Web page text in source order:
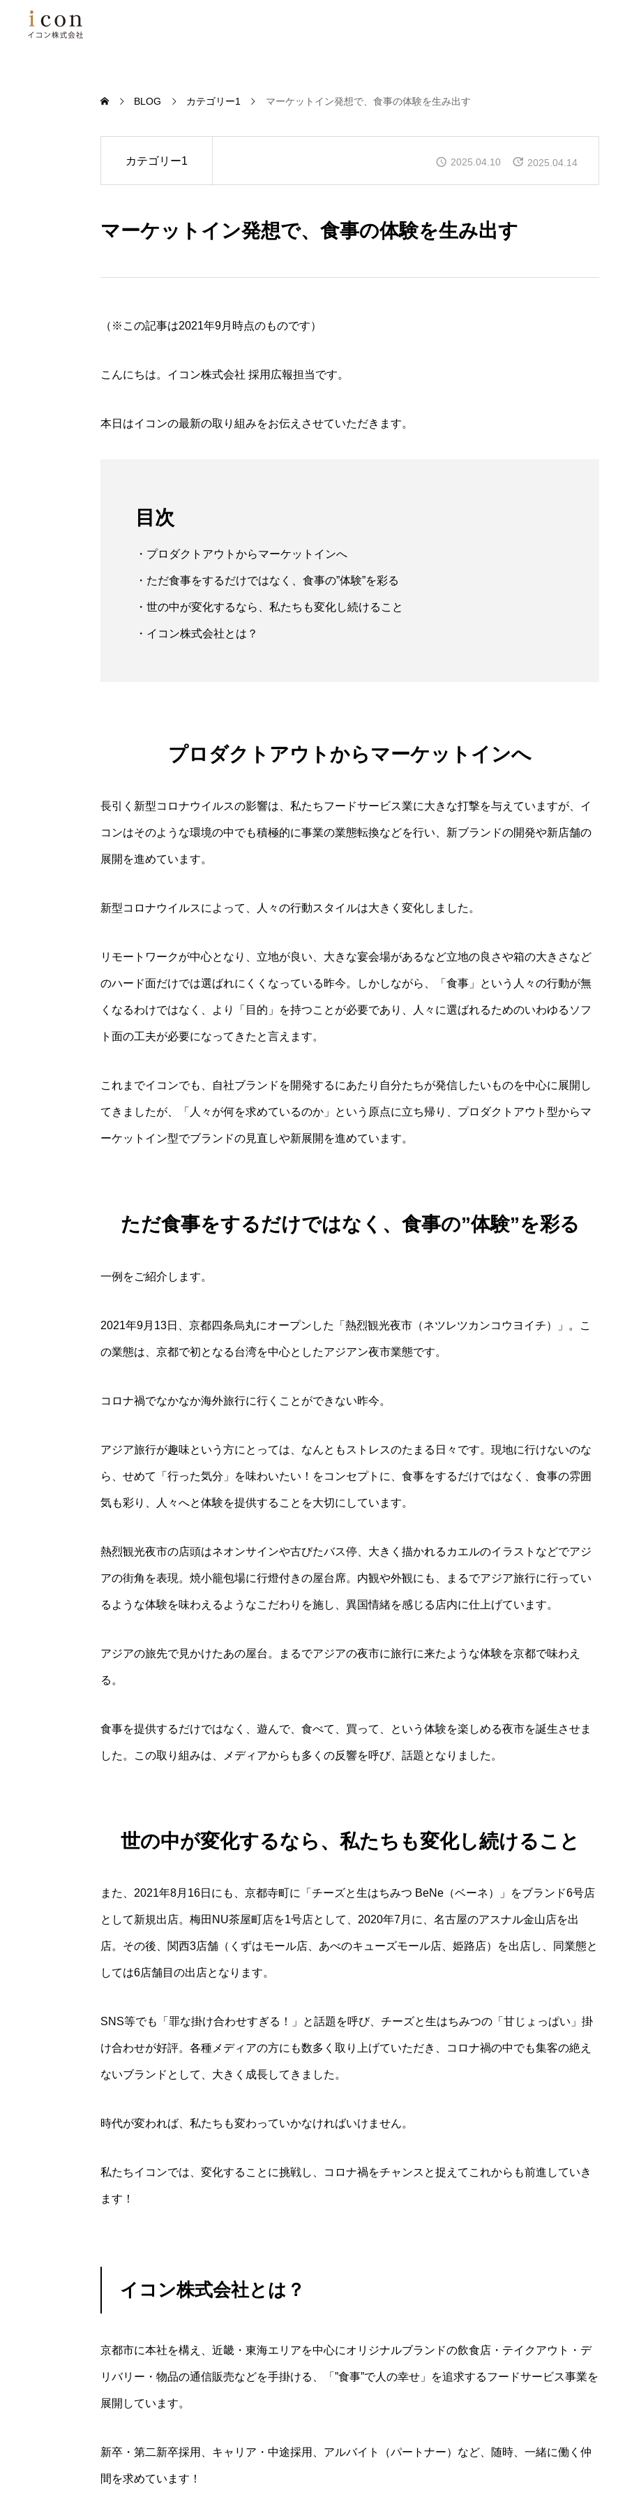
ブログ
BLOG カテゴリー1 マーケットイン発想で、食事の体験を生み出す
カテゴリー1 2025.04.10 2025.04.14
マーケットイン発想で、食事の体験を生み出す
（※この記事は2021年9月時点のものです）
こんにちは。イコン株式会社 採用広報担当です。
本日はイコンの最新の取り組みをお伝えさせていただきます。
目次
・プロダクトアウトからマーケットインへ
・ただ食事をするだけではなく、食事の”体験”を彩る
・世の中が変化するなら、私たちも変化し続けること
・イコン株式会社とは？
プロダクトアウトからマーケットインへ
長引く新型コロナウイルスの影響は、私たちフードサービス業に大きな打撃を与えていますが、イ
コンはそのような環境の中でも積極的に事業の業態転換などを行い、新ブランドの開発や新店舗の
展開を進めています。
新型コロナウイルスによって、人々の行動スタイルは大きく変化しました。
リモートワークが中心となり、立地が良い、大きな宴会場があるなど立地の良さや箱の大きさなど
のハード面だけでは選ばれにくくなっている昨今。しかしながら、「食事」という人々の行動が無
くなるわけではなく、より「目的」を持つことが必要であり、人々に選ばれるためのいわゆるソフ
ト面の工夫が必要になってきたと言えます。
これまでイコンでも、自社ブランドを開発するにあたり自分たちが発信したいものを中心に展開し
てきましたが、「人々が何を求めているのか」という原点に立ち帰り、プロダクトアウト型からマ
ーケットイン型でブランドの見直しや新展開を進めています。
ただ食事をするだけではなく、食事の”体験”を彩る
一例をご紹介します。
2021年9月13日、京都四条烏丸にオープンした「熱烈観光夜市（ネツレツカンコウヨイチ）」。こ
の業態は、京都で初となる台湾を中心としたアジアン夜市業態です。
コロナ禍でなかなか海外旅行に行くことができない昨今。
アジア旅行が趣味という方にとっては、なんともストレスのたまる日々です。現地に行けないのな
ら、せめて「行った気分」を味わいたい！をコンセプトに、食事をするだけではなく、食事の雰囲
気も彩り、人々へと体験を提供することを大切にしています。
熱烈観光夜市の店頭はネオンサインや古びたバス停、大きく描かれるカエルのイラストなどでアジ
アの街角を表現。焼小籠包場に行燈付きの屋台席。内観や外観にも、まるでアジア旅行に行ってい
るような体験を味わえるようなこだわりを施し、異国情緒を感じる店内に仕上げています。
アジアの旅先で見かけたあの屋台。まるでアジアの夜市に旅行に来たような体験を京都で味わえ
る。
食事を提供するだけではなく、遊んで、食べて、買って、という体験を楽しめる夜市を誕生させま
した。この取り組みは、メディアからも多くの反響を呼び、話題となりました。
世の中が変化するなら、私たちも変化し続けること
また、2021年8月16日にも、京都寺町に「チーズと生はちみつ BeNe（ベーネ）」をブランド6号店
として新規出店。梅田NU茶屋町店を1号店として、2020年7月に、名古屋のアスナル金山店を出
店。その後、関西3店舗（くずはモール店、あべのキューズモール店、姫路店）を出店し、同業態と
しては6店舗目の出店となります。
SNS等でも「罪な掛け合わせすぎる！」と話題を呼び、チーズと生はちみつの「甘じょっぱい」掛
け合わせが好評。各種メディアの方にも数多く取り上げていただき、コロナ禍の中でも集客の絶え
ないブランドとして、大きく成長してきました。
時代が変われば、私たちも変わっていかなければいけません。
私たちイコンでは、変化することに挑戦し、コロナ禍をチャンスと捉えてこれからも前進していき
ます！
イコン株式会社とは？
京都市に本社を構え、近畿・東海エリアを中心にオリジナルブランドの飲食店・テイクアウト・デ
リバリー・物品の通信販売などを手掛ける、「”食事”で人の幸せ」を追求するフードサービス事業を
展開しています。
新卒・第二新卒採用、キャリア・中途採用、アルバイト（パートナー）など、随時、一緒に働く仲
間を求めています！